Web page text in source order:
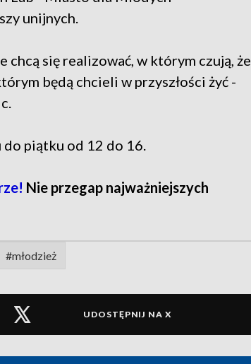
unijnych.
chcą się realizować, w którym czują, że
będą chcieli w przyszłości żyć -
piątku od 12 do 16.
Nie przegap najważniejszych
#młodzież
UDOSTĘPNIJ NA X